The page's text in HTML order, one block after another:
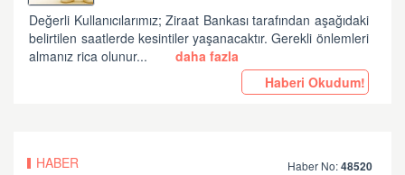
Değerli Kullanıcılarımız; Ziraat Bankası tarafından aşağıdaki
belirtilen saatlerde kesintiler yaşanacaktır. Gerekli önlemleri
almanız rica olunur...
daha fazla
Haberi Okudum!
HABER Haber No:48520